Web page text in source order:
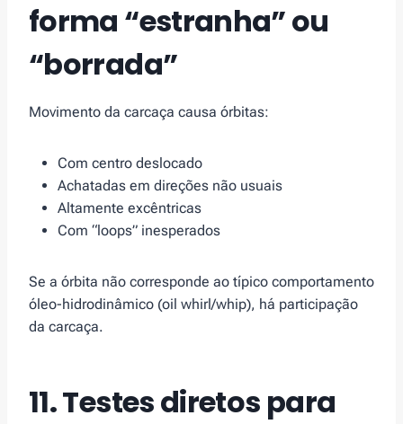
forma “estranha” ou
“borrada”
Movimento da carcaça causa órbitas:
Com centro deslocado
Achatadas em direções não usuais
Altamente excêntricas
Com “loops” inesperados
Se a órbita não corresponde ao típico comportamento
óleo-hidrodinâmico (oil whirl/whip), há participação
da carcaça.
11. Testes diretos para